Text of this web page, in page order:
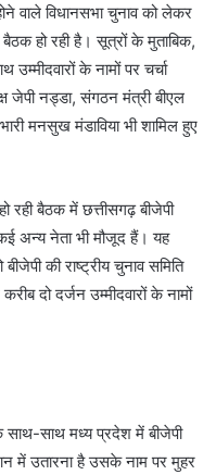
वाले विधानसभा चुनाव को लेकर
हो रही है। सूत्रों के मुताबिक,
के नामों पर चर्चा
जेपी नड्डा, संगठन मंत्री बीएल
मनसुख मंडाविया भी शामिल हुए
रही बैठक में छत्तीसगढ़ बीजेपी
अन्य नेता भी मौजूद हैं। यह
की राष्ट्रीय चुनाव समिति
दो दर्जन उम्मीदवारों के नामों
साथ-साथ मध्य प्रदेश में बीजेपी
में उतारना है उसके नाम पर मुहर